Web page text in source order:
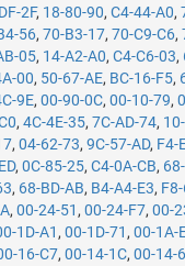
2F, 18-80-90,C4-44-A0,
56,70-B3-17,70-C9-C6,
05, 14-A2-A0,C4-C6-03,
00, 50-67-AE, BC-16-F5,
9E,00-90-0C,00-10-79,
,4C-4E-35,7C-AD-74,
,04-62-73,9C-57-AD, F4-
,0C-85-25,C4-0A-CB,
, 68-BD-AB, B4-A4-E3,
,00-24-51 ,00-24-F7,00-
1D-A1 ,00-1D-71 ,00-1A-
16-C7,00-14-1C,00-14-